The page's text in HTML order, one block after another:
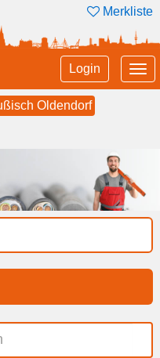
Merkliste
Login
Oldendorf